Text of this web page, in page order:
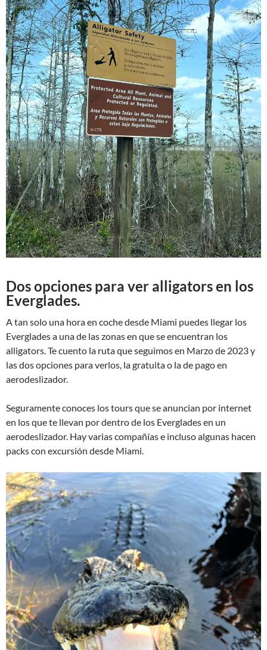
Dos opciones para ver alligators en los
Everglades.
A tan solo una hora en coche desde Miami puedes llegar los
Everglades a una de las zonas en que se encuentran los
alligators. Te cuento la ruta que seguimos en Marzo de 2023 y
las dos opciones para verlos, la gratuita o la de pago en
aerodeslizador.
Seguramente conoces los tours que se anuncian por internet
en los que te llevan por dentro de los Everglades en un
aerodeslizador. Hay varias compañías e incluso algunas hacen
packs con excursión desde Miami.